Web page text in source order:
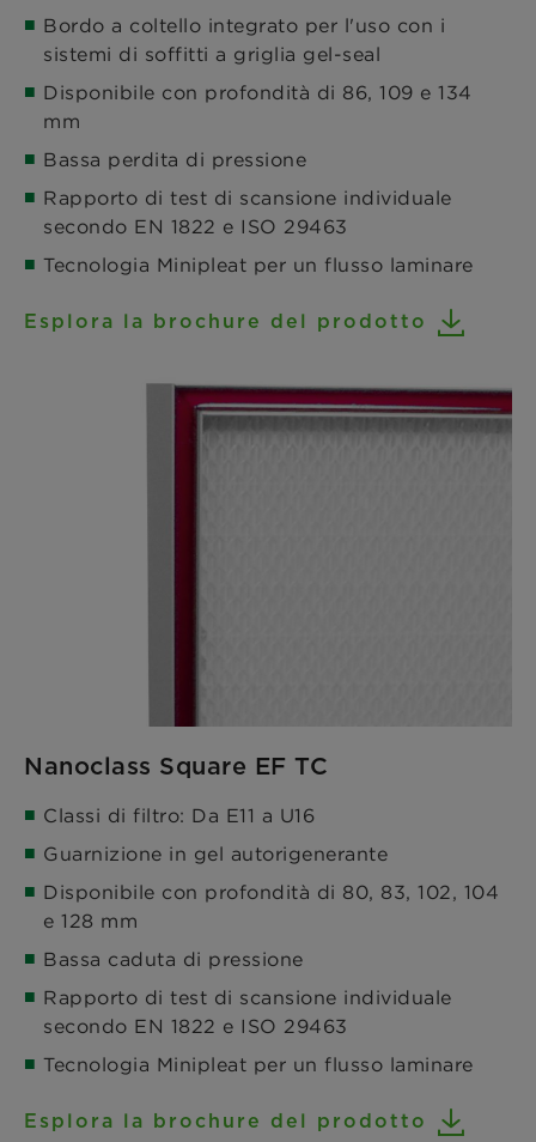
Bordo a coltello integrato per l'uso con i
sistemi di soffitti a griglia gel-seal
Disponibile con profondità di 86, 109 e 134
mm
Bassa perdita di pressione
Rapporto di test di scansione individuale
secondo EN 1822 e ISO 29463
Tecnologia Minipleat per un flusso laminare
Esplora la brochure del prodotto
Nanoclass Square EF TC
Classi di filtro: Da E11 a U16
Guarnizione in gel autorigenerante
Disponibile con profondità di 80, 83, 102, 104
e 128 mm
Bassa caduta di pressione
Rapporto di test di scansione individuale
secondo EN 1822 e ISO 29463
Tecnologia Minipleat per un flusso laminare
Esplora la brochure del prodotto